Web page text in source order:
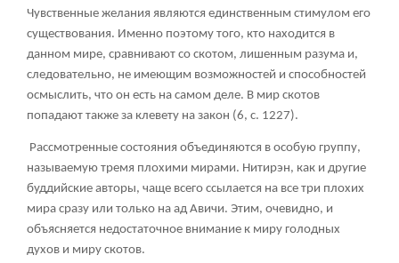
Чувственные желания являются единственным стимулом его
существования. Именно поэтому того, кто находится в
данном мире, сравнивают со скотом, лишенным разума и,
следовательно, не имеющим возможностей и способностей
осмыслить, что он есть на самом деле. В мир скотов
попадают также за клевету на закон (6, с. 1227).
Рассмотренные состояния объединяются в особую группу,
называемую тремя плохими мирами. Нитирэн, как и другие
буддийские авторы, чаще всего ссылается на все три плохих
мира сразу или только на ад Авичи. Этим, очевидно, и
объясняется недостаточное внимание к миру голодных
духов и миру скотов.